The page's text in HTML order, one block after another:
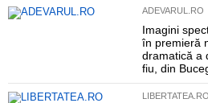
ADEVARUL.RO
Imagini
în premieră
dramatică a
fiu, din
LIBERTATEA.RO